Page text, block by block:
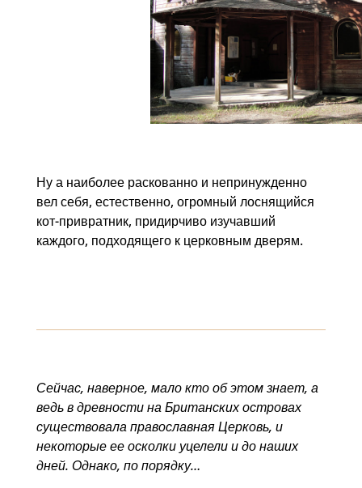
Ну а наиболее раскованно и непринужденно
вел себя, естественно, огромный лоснящийся
кот-привратник, придирчиво изучавший
каждого, подходящего к церковным дверям.
Сейчас, наверное, мало кто об этом знает, а
ведь в древности на Британских островах
существовала православная Церковь, и
некоторые ее осколки уцелели и до наших
дней. Однако, по порядку…